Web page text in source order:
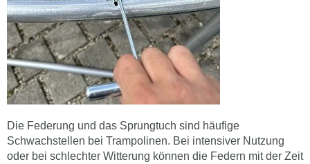
Die Federung und das Sprungtuch sind häufige
Schwachstellen bei Trampolinen. Bei intensiver Nutzung
oder bei schlechter Witterung können die Federn mit der Zeit